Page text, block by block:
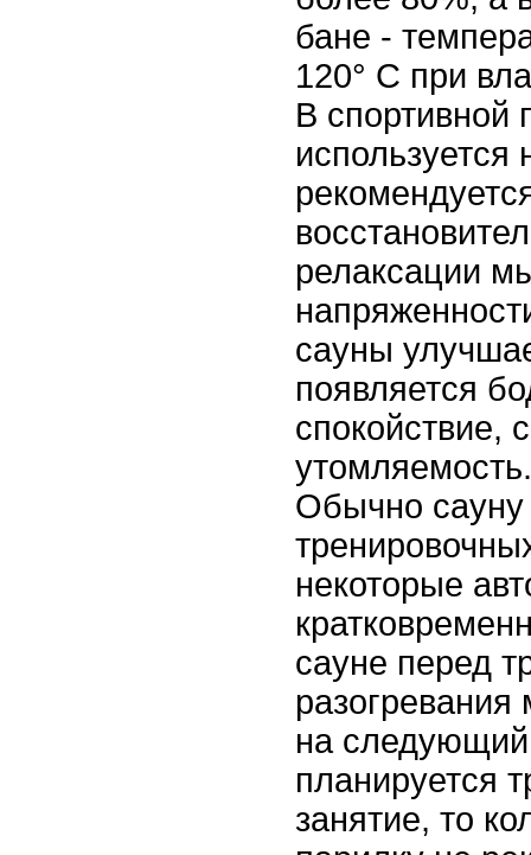
бане -
120° С при
В спортивной
релаксации
сауны
появляется
спокойствие,
утомляемость.
Обычно сауну
некоторые
сауне перед
на
планируется
занятие, то